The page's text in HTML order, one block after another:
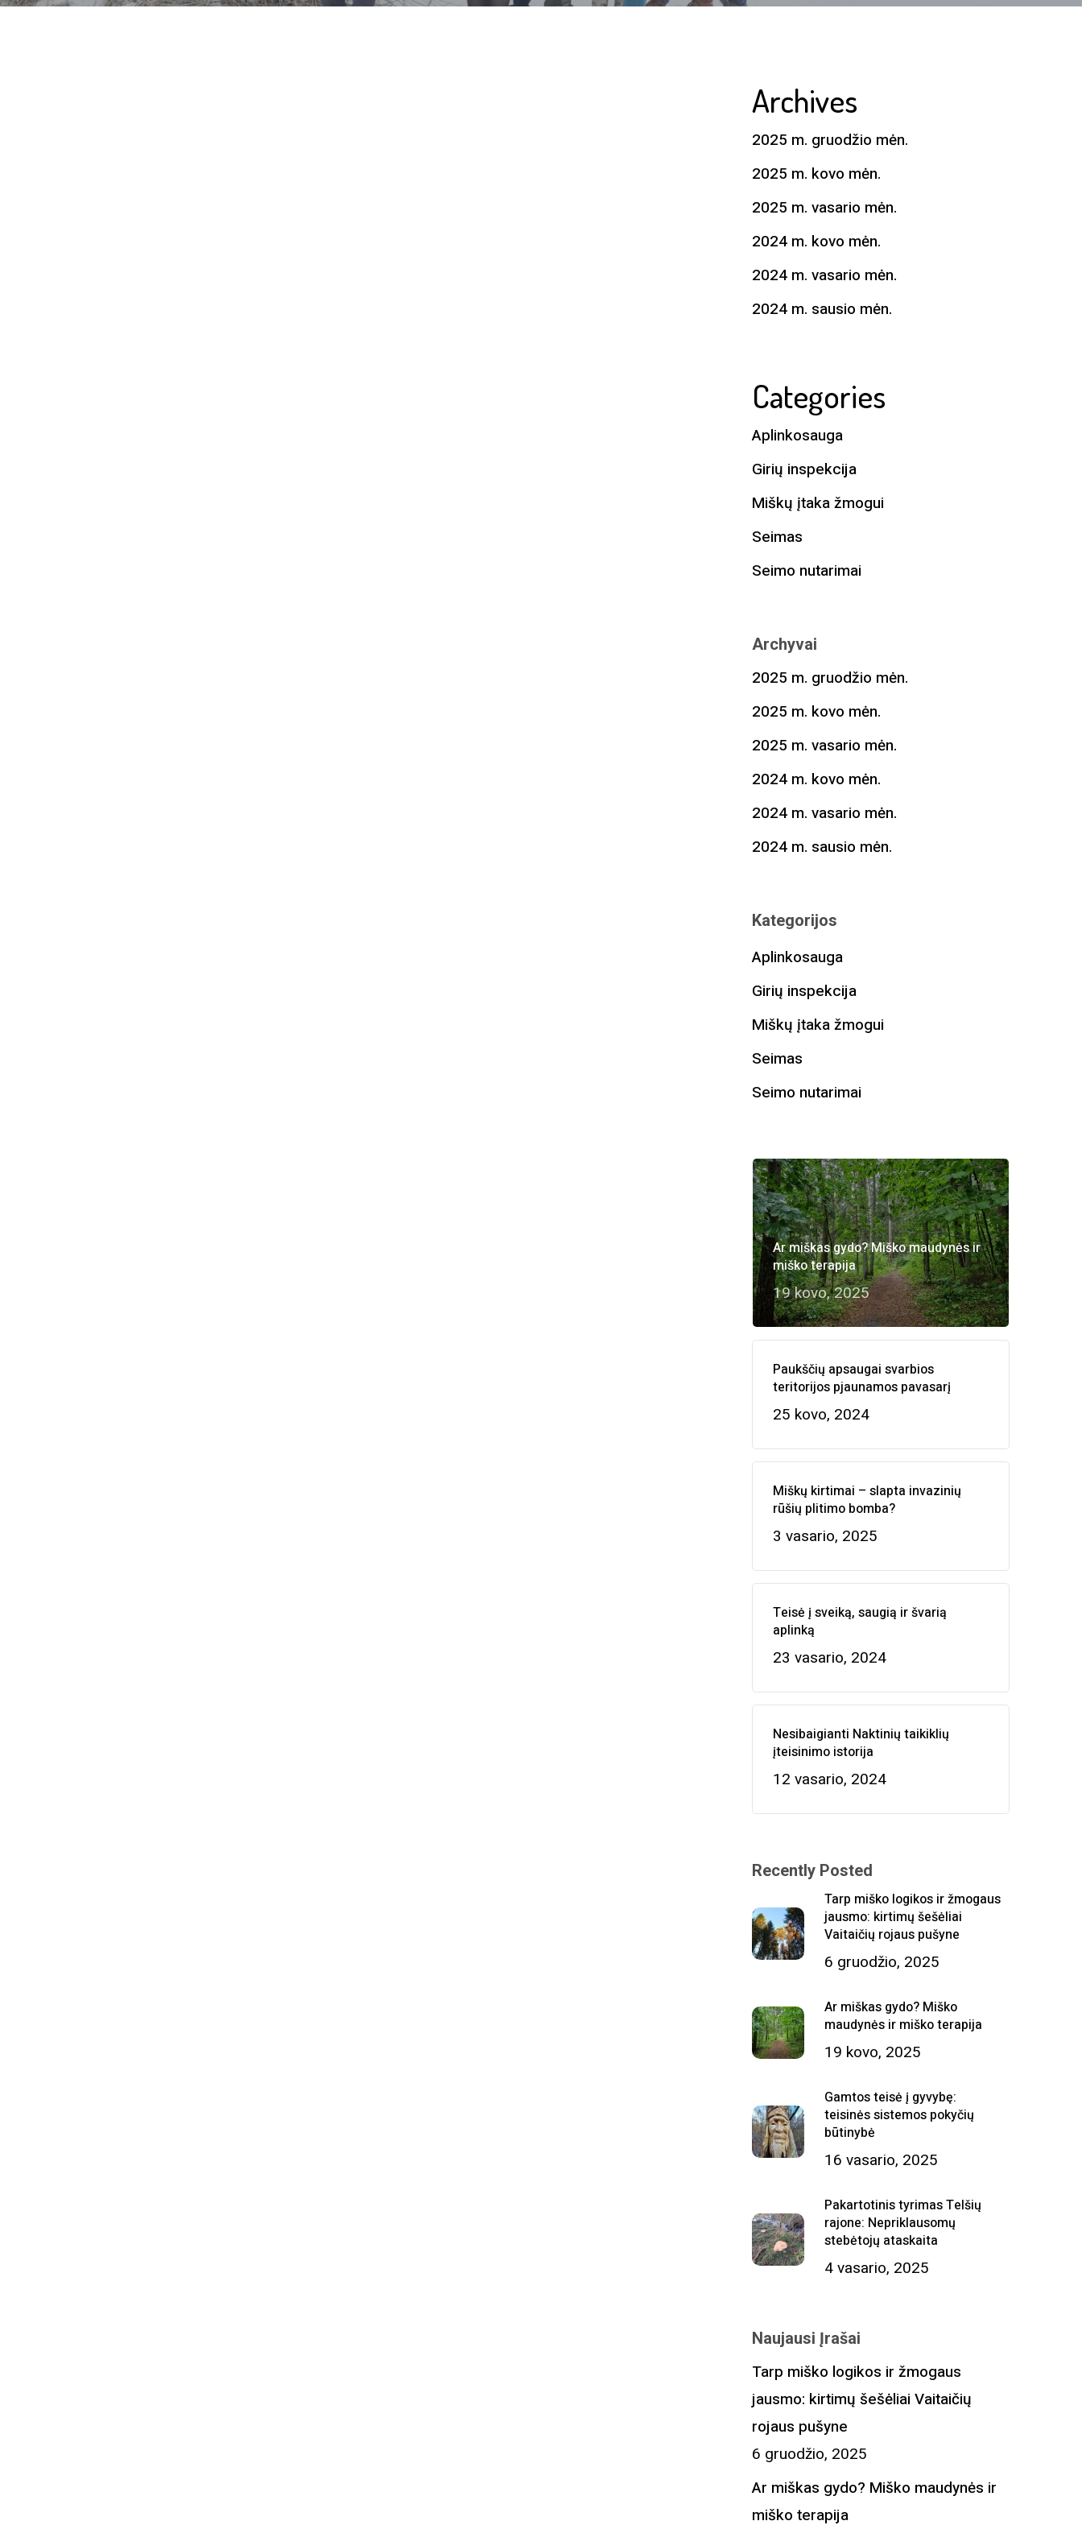
Archives
2025 m. gruodžio mėn.
2025 m. kovo mėn.
2025 m. vasario mėn.
2024 m. kovo mėn.
2024 m. vasario mėn.
2024 m. sausio mėn.
Categories
Aplinkosauga
Girių inspekcija
Miškų įtaka žmogui
Seimas
Seimo nutarimai
Archyvai
2025 m. gruodžio mėn.
2025 m. kovo mėn.
2025 m. vasario mėn.
2024 m. kovo mėn.
2024 m. vasario mėn.
2024 m. sausio mėn.
Kategorijos
Aplinkosauga
Girių inspekcija
Miškų įtaka žmogui
Seimas
Seimo nutarimai
Ar miškas gydo? Miško maudynės ir
miško terapija
19 kovo, 2025
Paukščių apsaugai svarbios
teritorijos pjaunamos pavasarį
25 kovo, 2024
Miškų kirtimai – slapta invazinių
rūšių plitimo bomba?
3 vasario, 2025
Teisė į sveiką, saugią ir švarią
aplinką
23 vasario, 2024
Nesibaigianti Naktinių taikiklių
įteisinimo istorija
12 vasario, 2024
Recently Posted
Tarp miško logikos ir žmogaus
jausmo: kirtimų šešėliai
Vaitaičių rojaus pušyne
6 gruodžio, 2025
Ar miškas gydo? Miško
maudynės ir miško terapija
19 kovo, 2025
Gamtos teisė į gyvybę:
teisinės sistemos pokyčių
būtinybė
16 vasario, 2025
Pakartotinis tyrimas Telšių
rajone: Nepriklausomų
stebėtojų ataskaita
4 vasario, 2025
Naujausi Įrašai
Tarp miško logikos ir žmogaus
jausmo: kirtimų šešėliai Vaitaičių
rojaus pušyne
6 gruodžio, 2025
Ar miškas gydo? Miško maudynės ir
miško terapija